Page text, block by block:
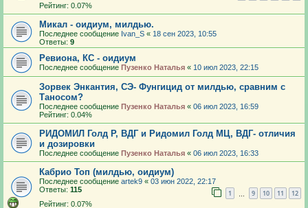
Рейтинг: 0.07%
Микал - оидиум, милдью.
Последнее сообщение Ivan_S « 18 сен 2023, 10:55
Ответы: 9
Ревиона, КС - оидиум
Последнее сообщение Пузенко Наталья « 10 июл 2023, 22:15
Зорвек Энкантия, СЭ- Фунгицид от милдью, сравним с
Таносом?
Последнее сообщение Пузенко Наталья « 06 июл 2023, 16:59
Рейтинг: 0.04%
РИДОМИЛ Голд Р, ВДГ и Ридомил Голд МЦ, ВДГ- отличия
и дозировки
Последнее сообщение Пузенко Наталья « 06 июл 2023, 16:33
Кабрио Топ (милдью, оидиум)
Последнее сообщение artek9 « 03 июн 2022, 22:17
Ответы: 115 1 9 10 11 12
Рейтинг: 0.07%